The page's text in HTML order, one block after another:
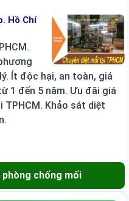
Hồ Chí
Ít độc hại, an toàn, giá
1 đến 5 năm. Ưu đãi giá
TPHCM. Khảo sát diệt
chống mối